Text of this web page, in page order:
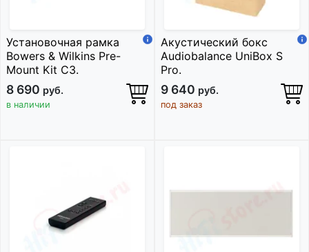
Установочная рамка
Bowers & Wilkins Pre-
Mount Kit C3.
8 690 руб.
в наличии
Акустический бокс
Audiobalance UniBox S
Pro.
9 640 руб.
под заказ